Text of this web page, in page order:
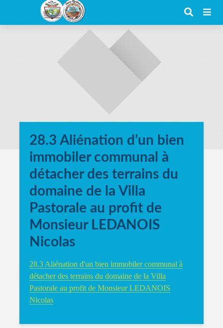
28.3 Aliénation d’un bien
immobiler communal à
détacher des terrains du
domaine de la Villa
Pastorale au profit de
Monsieur LEDANOIS
Nicolas
28.3 Aliénation d'un bien immobiler communal à
détacher des terrains du domaine de la Villa
Pastorale au profit de Monsieur LEDANOIS
Nicolas